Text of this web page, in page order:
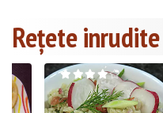
Rețete inrudite